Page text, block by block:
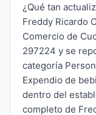
¿Qué tan
Freddy Ricardo
Comercio de
297224 y se
categoría
Expendio de
dentro del
completo de